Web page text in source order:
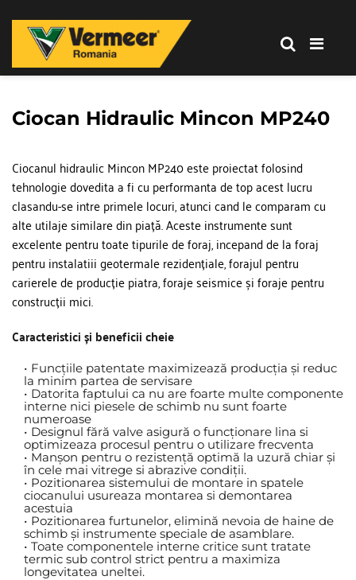
Romania
Vermeer
Romania
Ciocan Hidraulic Mincon MP240
Ciocanul hidraulic Mincon MP240 este proiectat folosind
tehnologie dovedita a fi cu performanta de top acest lucru
clasandu-se intre primele locuri, atunci cand le comparam cu
alte utilaje similare din piață. Aceste instrumente sunt
excelente pentru toate tipurile de foraj, incepand de la foraj
pentru instalatiii geotermale rezidențiale, forajul pentru
carierele de producție piatra, foraje seismice și foraje pentru
construcții mici.
Caracteristici și beneficii cheie
Funcțiile patentate maximizează producția și reduc
la minim partea de servisare
Datorita faptului ca nu are foarte multe componente
interne nici piesele de schimb nu sunt foarte
numeroase
Designul fără valve asigură o funcționare lina si
optimizeaza procesul pentru o utilizare frecventa
Manșon pentru o rezistență optimă la uzură chiar și
în cele mai vitrege si abrazive condiții.
Pozitionarea sistemului de montare in spatele
ciocanului usureaza montarea si demontarea
acestuia
Pozitionarea furtunelor, elimină nevoia de haine de
schimb și instrumente speciale de asamblare.
Toate componentele interne critice sunt tratate
termic sub control strict pentru a maximiza
longevitatea uneltei.